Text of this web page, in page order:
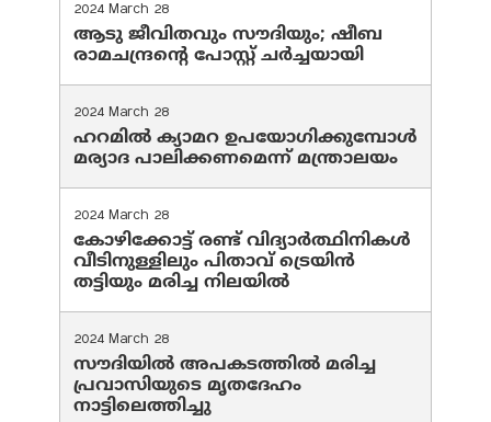
2024 March 28
ആടു ജീവിതവും സൗദിയും; ഷീബ
രാമചന്ദ്രന്റെ പോസ്റ്റ് ചര്‍ച്ചയായി
2024 March 28
ഹറമില്‍ ക്യാമറ ഉപയോഗിക്കുമ്പോള്‍
മര്യാദ പാലിക്കണമെന്ന് മന്ത്രാലയം
2024 March 28
കോഴിക്കോട്ട് രണ്ട് വിദ്യാർത്ഥിനികൾ
വീടിനുള്ളിലും പിതാവ് ട്രെയിൻ
തട്ടിയും മരിച്ച നിലയിൽ
2024 March 28
സൗദിയില്‍ അപകടത്തില്‍ മരിച്ച
പ്രവാസിയുടെ മൃതദേഹം
നാട്ടിലെത്തിച്ചു